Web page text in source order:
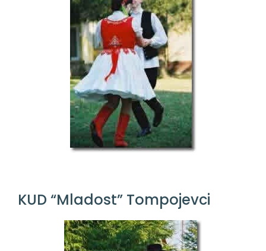
KUD “Mladost” Tompojevci